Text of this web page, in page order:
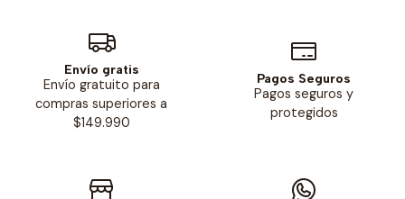
Envío gratis
Envío gratuito para
compras superiores a
$149.990
Pagos Seguros
Pagos seguros y
protegidos